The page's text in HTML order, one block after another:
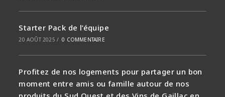
Starter Pack de l’équipe
20 AOÛT 2025 / 0 COMMENTAIRE
Profitez de nos logements pour partager un bon
moment entre amis ou famille autour de nos